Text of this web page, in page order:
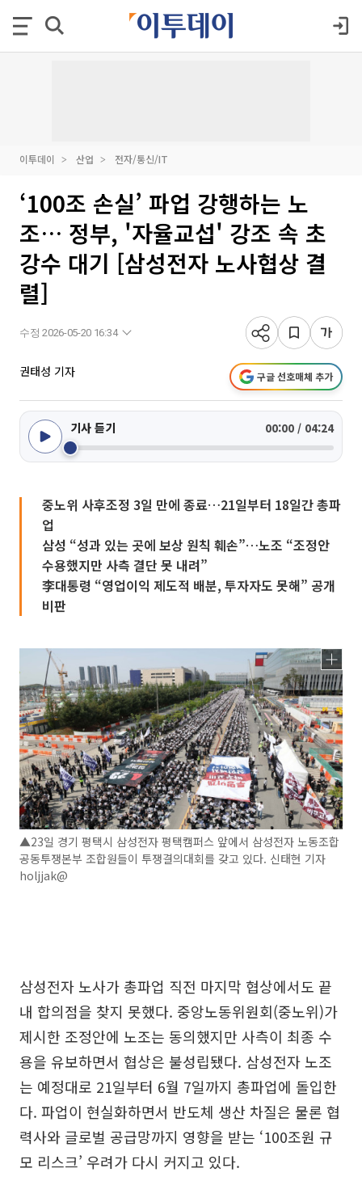
이투데이 산업 전자/통신/IT
‘100조 손실’ 파업 강행하는 노
조… 정부, '자율교섭' 강조 속 초
강수 대기 [삼성전자 노사협상 결
렬]
수정 2026-05-20 16:34
권태성 기자 구글 선호매체 추가
기사 듣기 00:00 / 04:24
중노위 사후조정 3일 만에 종료…21일부터 18일간 총파
업
삼성 “성과 있는 곳에 보상 원칙 훼손”…노조 “조정안
수용했지만 사측 결단 못 내려”
李대통령 “영업이익 제도적 배분, 투자자도 못해” 공개
비판
▲23일 경기 평택시 삼성전자 평택캠퍼스 앞에서 삼성전자 노동조합
공동투쟁본부 조합원들이 투쟁결의대회를 갖고 있다. 신태현 기자
holjjak@
삼성전자 노사가 총파업 직전 마지막 협상에서도 끝
내 합의점을 찾지 못했다. 중앙노동위원회(중노위)가
제시한 조정안에 노조는 동의했지만 사측이 최종 수
용을 유보하면서 협상은 불성립됐다. 삼성전자 노조
는 예정대로 21일부터 6월 7일까지 총파업에 돌입한
다. 파업이 현실화하면서 반도체 생산 차질은 물론 협
력사와 글로벌 공급망까지 영향을 받는 ‘100조원 규
모 리스크’ 우려가 다시 커지고 있다.